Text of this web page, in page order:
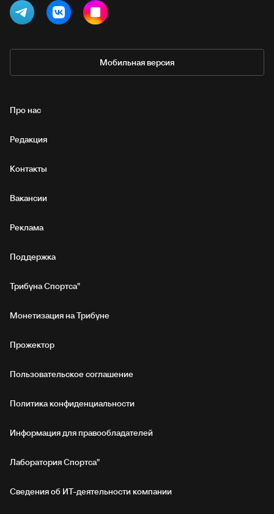
Мобильная версия
Про нас
Редакция
Контакты
Вакансии
Реклама
Поддержка
Трибуна Спортса"
Монетизация на Трибуне
Прожектор
Пользовательское соглашение
Политика конфиденциальности
Информация для правообладателей
Лаборатория Спортса"
Сведения об ИТ‑деятельности компании